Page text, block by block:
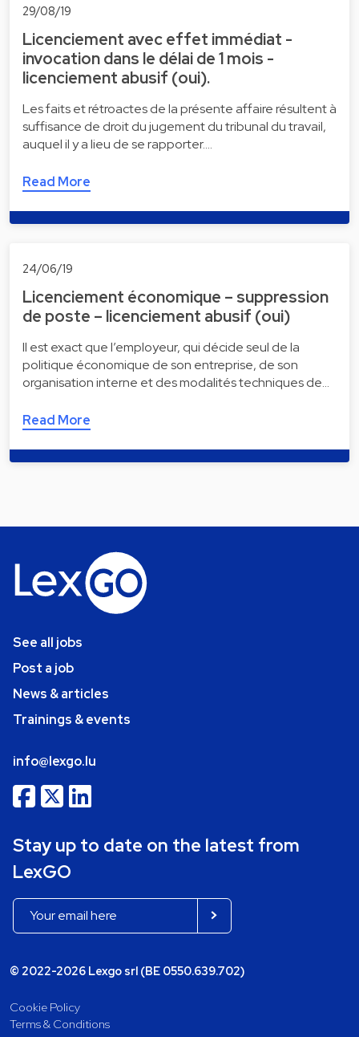
29/08/19
Licenciement avec effet immédiat -
invocation dans le délai de 1 mois -
licenciement abusif (oui).
Les faits et rétroactes de la présente affaire résultent à
suffisance de droit du jugement du tribunal du travail,
auquel il y a lieu de se rapporter.…
Read More
24/06/19
Licenciement économique – suppression
de poste – licenciement abusif (oui)
Il est exact que l’employeur, qui décide seul de la
politique économique de son entreprise, de son
organisation interne et des modalités techniques de…
Read More
See all jobs
Post a job
News & articles
Trainings & events
info@lexgo.lu
Stay up to date on the latest from
LexGO
© 2022-2026 Lexgo srl (BE 0550.639.702)
Cookie Policy
Terms & Conditions